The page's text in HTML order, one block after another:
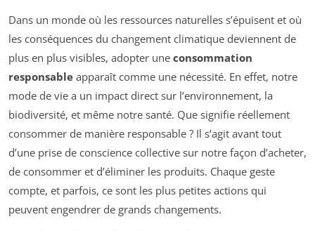
Dans un monde où les ressources naturelles s’épuisent et où
les conséquences du changement climatique deviennent de
plus en plus visibles, adopter une consommation
responsable apparaît comme une nécessité. En effet, notre
mode de vie a un impact direct sur l’environnement, la
biodiversité, et même notre santé. Que signifie réellement
consommer de manière responsable ? Il s’agit avant tout
d’une prise de conscience collective sur notre façon d’acheter,
de consommer et d’éliminer les produits. Chaque geste
compte, et parfois, ce sont les plus petites actions qui
peuvent engendrer de grands changements.